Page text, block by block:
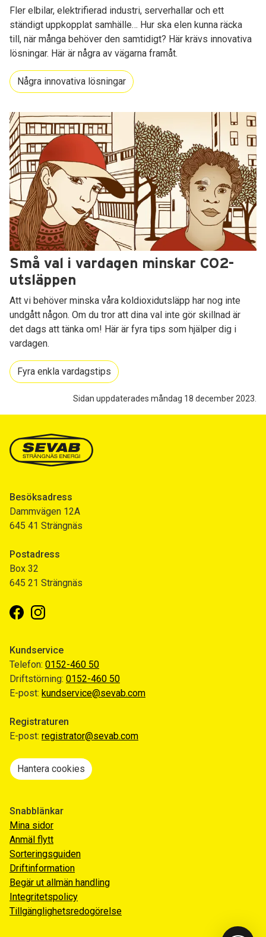
Fler elbilar, elektrifierad industri, serverhallar och ett
ständigt uppkopplat samhälle… Hur ska elen kunna räcka
till, när många behöver den samtidigt? Här krävs innovativa
lösningar. Här är några av vägarna framåt.
Några innovativa lösningar
Små val i vardagen minskar CO2-
utsläppen
Att vi behöver minska våra koldioxidutsläpp har nog inte
undgått någon. Om du tror att dina val inte gör skillnad är
det dags att tänka om! Här är fyra tips som hjälper dig i
vardagen.
Fyra enkla vardagstips
Sidan uppdaterades måndag 18 december 2023.
Besöksadress
Dammvägen 12A
645 41 Strängnäs
Postadress
Box 32
645 21 Strängnäs
FacebookInstagram
Kundservice
Telefon: 0152-460 50
Driftstörning: 0152-460 50
E-post: kundservice@sevab.com
Registraturen
E-post: registrator@sevab.com
Hantera cookies
Snabblänkar
Mina sidor
Anmäl flytt
Sorteringsguiden
Driftinformation
Begär ut allmän handling
Integritetspolicy
Tillgänglighetsredogörelse